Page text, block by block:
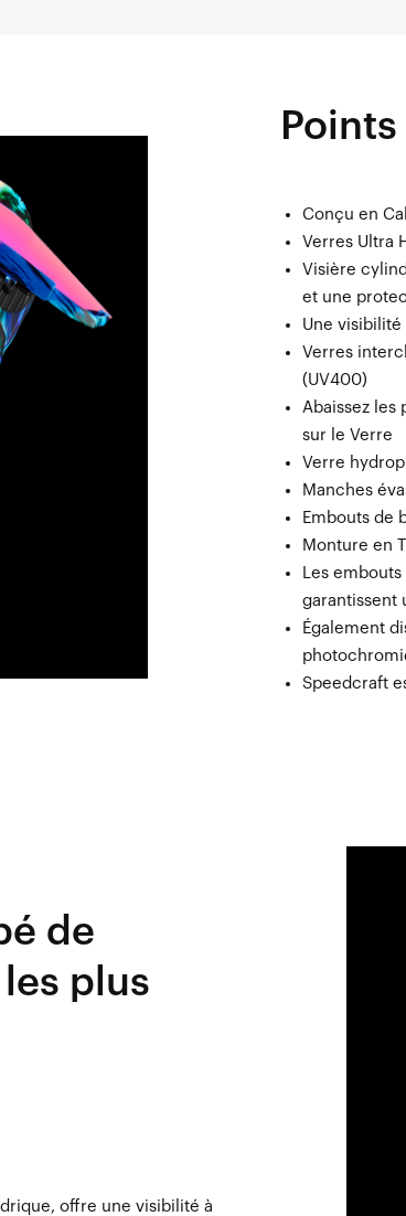
Conçu en
Verres Ultra
Visière
et une
Une visibilité
Verres
(UV400)
Abaissez les
sur le Verre
Verre
Manches
Embouts de
Monture en
Les
garantissent
Également
Speedcraft
de
plus
offre une visibilité à